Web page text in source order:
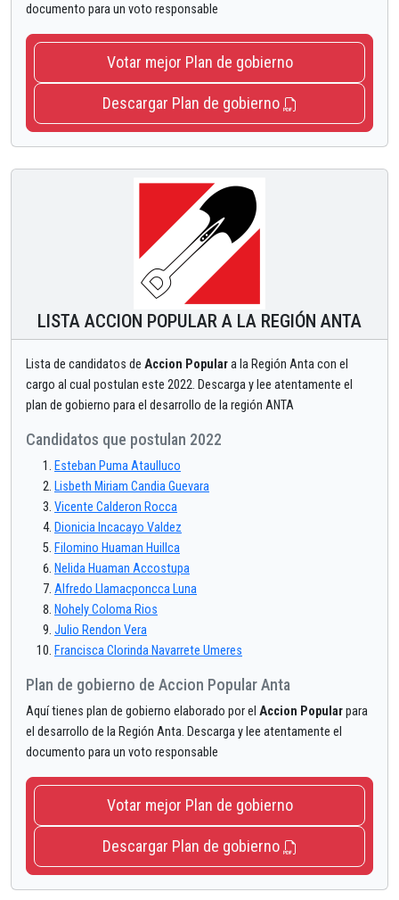
documento para un voto responsable
Votar mejor Plan de gobierno
Descargar Plan de gobierno
LISTA ACCION POPULAR A LA REGIÓN ANTA
Lista de candidatos de Accion Populara la Región Anta con el
cargo al cual postulan este 2022. Descarga y lee atentamente el
plan de gobierno para el desarrollo de la región ANTA
Candidatos que postulan 2022
Esteban Puma Ataulluco
Lisbeth Miriam Candia Guevara
Vicente Calderon Rocca
Dionicia Incacayo Valdez
Filomino Huaman Huillca
Nelida Huaman Accostupa
Alfredo Llamacponcca Luna
Nohely Coloma Rios
Julio Rendon Vera
Francisca Clorinda Navarrete Umeres
Plan de gobierno de Accion Popular Anta
Aquí tienes plan de gobierno elaborado por el Accion Popularpara
el desarrollo de la Región Anta. Descarga y lee atentamente el
documento para un voto responsable
Votar mejor Plan de gobierno
Descargar Plan de gobierno